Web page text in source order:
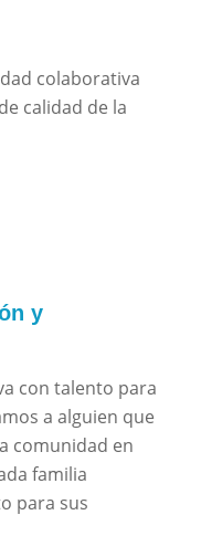
colaborativa
calidad de la
y
con talento para
a alguien que
comunidad en
familia
para sus